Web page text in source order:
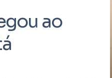
ao